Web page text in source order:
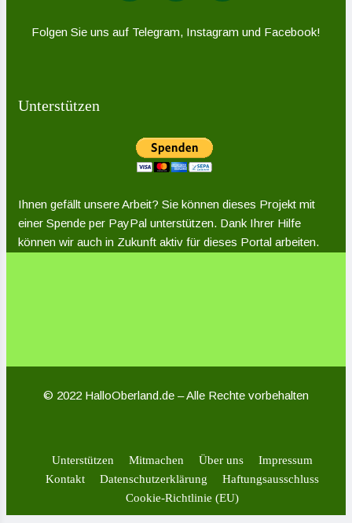
Folgen Sie uns auf Telegram, Instagram und Facebook!
Unterstützen
Ihnen gefällt unsere Arbeit? Sie können dieses Projekt mit
einer Spende per PayPal unterstützen. Dank Ihrer Hilfe
können wir auch in Zukunft aktiv für dieses Portal arbeiten.
© 2022 HalloOberland.de – Alle Rechte vorbehalten
Unterstützen Mitmachen Über uns
Impressum
Kontakt
Datenschutzerklärung
Haftungsausschluss
Cookie-Richtlinie (EU)